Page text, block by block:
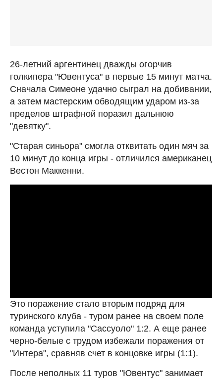
26-летний аргентинец дважды огорчив
голкипера "Ювентуса" в первые 15 минут матча.
Сначала Симеоне удачно сыграл на добивании,
а затем мастерским обводящим ударом из-за
пределов штрафной поразил дальнюю
"девятку".
"Старая синьора" смогла отквитать один мяч за
10 минут до конца игры - отличился американец
Вестон Маккенни.
Это поражение стало вторым подряд для
туринского клуба - туром ранее на своем поле
команда уступила "Сассуоло" 1:2. А еще ранее
черно-белые с трудом избежали поражения от
"Интера", сравняв счет в концовке игры (1:1).
После неполных 11 туров "Ювентус" занимает